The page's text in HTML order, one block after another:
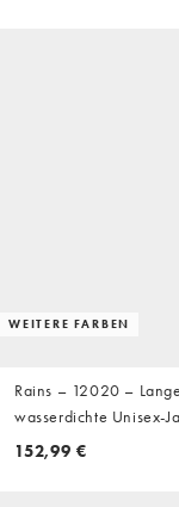
WEITERE FARBEN
Rains – 12020 –
wasserdichte Unisex-
Grün
152,99 €